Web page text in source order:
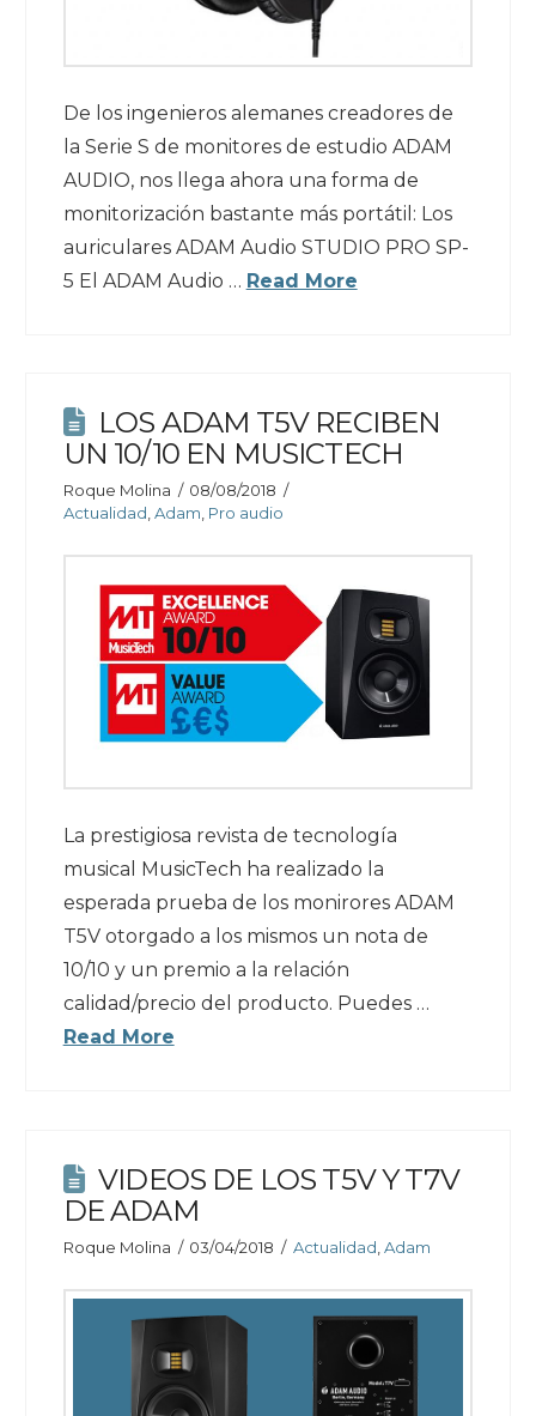
De los ingenieros alemanes creadores de
la Serie S de monitores de estudio ADAM
AUDIO, nos llega ahora una forma de
monitorización bastante más portátil: Los
auriculares ADAM Audio STUDIO PRO SP-
5 El ADAM Audio … Read More
LOS ADAM T5V RECIBEN
UN 10/10 EN MUSICTECH
Roque Molina
08/08/2018
Actualidad Adam Pro audio
La prestigiosa revista de tecnología
musical MusicTech ha realizado la
esperada prueba de los monirores ADAM
T5V otorgado a los mismos un nota de
10/10 y un premio a la relación
calidad/precio del producto. Puedes …
Read More
VIDEOS DE LOS T5V Y T7V
DE ADAM
Roque Molina 03/04/2018 Actualidad ,Adam